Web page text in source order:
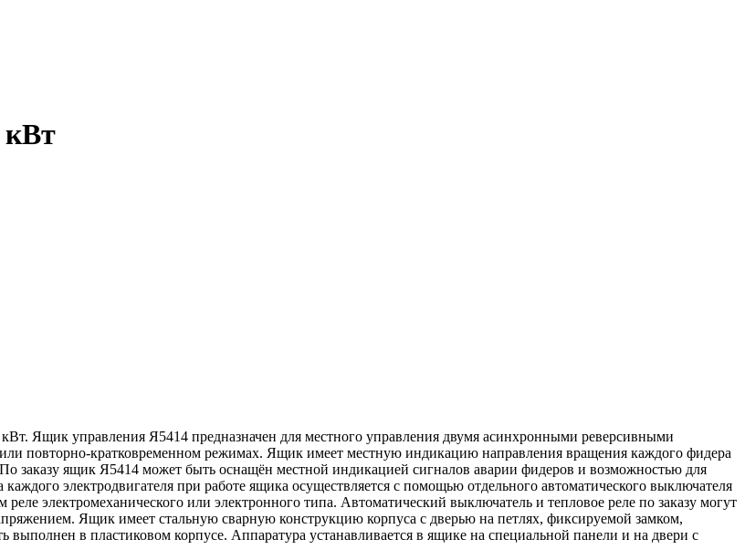
кВт
Ящик управления Я5414 предназначен для местного управления двумя асинхронными реверсивными
повторно-кратковременном режимах. Ящик имеет местную индикацию направления вращения каждого фидера
заказу ящик Я5414 может быть оснащён местной индикацией сигналов аварии фидеров и возможностью для
электродвигателя при работе ящика осуществляется с помощью отдельного автоматического выключателя
электромеханического или электронного типа. Автоматический выключатель и тепловое реле по заказу могут
Ящик имеет стальную сварную конструкцию корпуса с дверью на петлях, фиксируемой замком,
в пластиковом корпусе. Аппаратура устанавливается в ящике на специальной панели и на двери с